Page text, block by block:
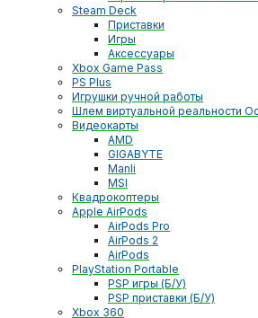
Steam Deck
Приставки
Игры
Аксессуары
Xbox Game Pass
PS Plus
Игрушки ручной работы
Шлем виртуальной реальности
Видеокарты
AMD
GIGABYTE
Manli
MSI
Квадрокоптеры
Apple AirPods
AirPods Pro
AirPods 2
AirPods
PlayStation Portable
PSP игры (Б/У)
PSP приставки (Б/У)
Xbox 360